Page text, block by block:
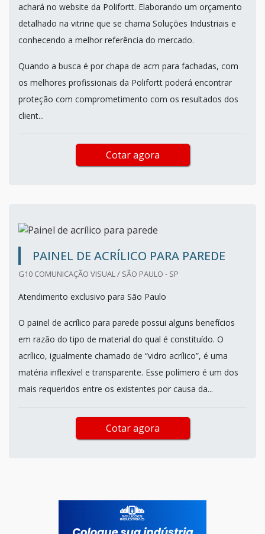
achará no website da Polifortt. Elaborando um orçamento
detalhado na vitrine que se chama Soluções Industriais e
conhecendo a melhor referência do mercado.
Quando a busca é por chapa de acm para fachadas, com
os melhores profissionais da Polifortt poderá encontrar
proteção com comprometimento com os resultados dos
client...
Cotar agora
PAINEL DE ACRÍLICO PARA PAREDE
G10 COMUNICAÇÃO VISUAL / SÃO PAULO - SP
Atendimento exclusivo para São Paulo
O painel de acrílico para parede possui alguns benefícios
em razão do tipo de material do qual é constituído. O
acrílico, igualmente chamado de “vidro acrílico”, é uma
matéria inflexível e transparente. Esse polímero é um dos
mais requeridos entre os existentes por causa da...
Cotar agora